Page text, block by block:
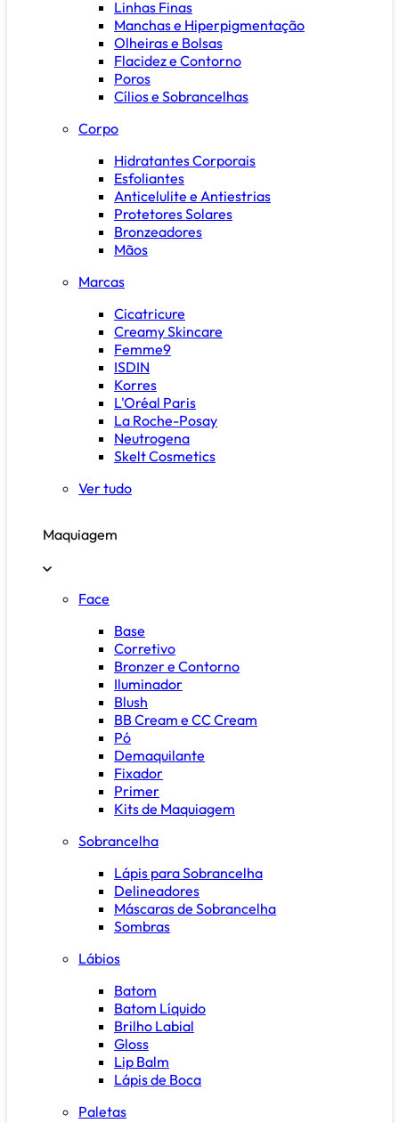
Linhas Finas
Manchas e Hiperpigmentação
Olheiras e Bolsas
Flacidez e Contorno
Poros
Cílios e Sobrancelhas
Corpo
Hidratantes Corporais
Esfoliantes
Anticelulite e Antiestrias
Protetores Solares
Bronzeadores
Mãos
Marcas
Cicatricure
Creamy Skincare
Femme9
ISDIN
Korres
L'Oréal Paris
La Roche-Posay
Neutrogena
Skelt Cosmetics
Ver tudo
Maquiagem
Face
Base
Corretivo
Bronzer e Contorno
Iluminador
Blush
BB Cream e CC Cream
Pó
Demaquilante
Fixador
Primer
Kits de Maquiagem
Sobrancelha
Lápis para Sobrancelha
Delineadores
Máscaras de Sobrancelha
Sombras
Lábios
Batom
Batom Líquido
Brilho Labial
Gloss
Lip Balm
Lápis de Boca
Paletas